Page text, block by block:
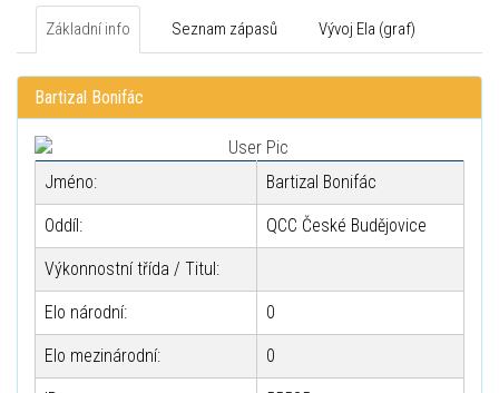
Základní info Seznam zápasů Vývoj Ela (graf)
Bartizal Bonifác
Jméno: Bartizal Bonifác
Oddíl: QCC České Budějovice
Výkonnostní třída / Titul:
Elo národní: 0
Elo mezinárodní: 0